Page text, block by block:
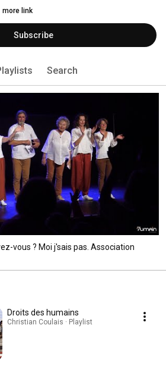
more link
Subscribe
Search
vous ? Moi j'sais pas. Association
Droits des humains
Christian Coulais · Playlist